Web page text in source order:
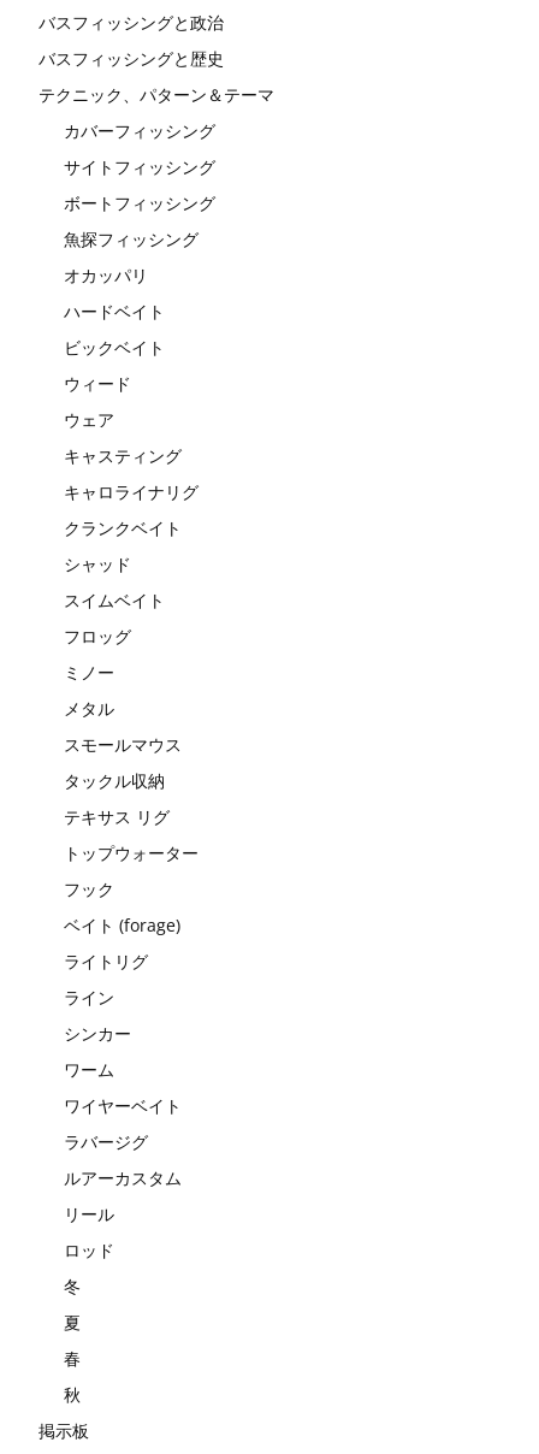
バスフィッシングと政治
バスフィッシングと歴史
テクニック、パターン＆テーマ
カバーフィッシング
サイトフィッシング
ボートフィッシング
魚探フィッシング
オカッパリ
ハードベイト
ビックベイト
ウィード
ウェア
キャスティング
キャロライナリグ
クランクベイト
シャッド
スイムベイト
フロッグ
ミノー
メタル
スモールマウス
タックル収納
テキサス リグ
トップウォーター
フック
ベイト (forage)
ライトリグ
ライン
シンカー
ワーム
ワイヤーベイト
ラバージグ
ルアーカスタム
リール
ロッド
冬
夏
春
秋
掲示板